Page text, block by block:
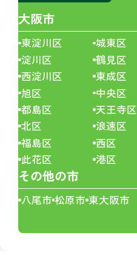
大阪市
東淀川区 城東区
淀川区
鶴見区
西淀川区
東成区
旭区
中央区
都島区
天王寺区
北区
浪速区
福島区
西区
此花区
港区
その他の市
八尾市 松原市東大阪市